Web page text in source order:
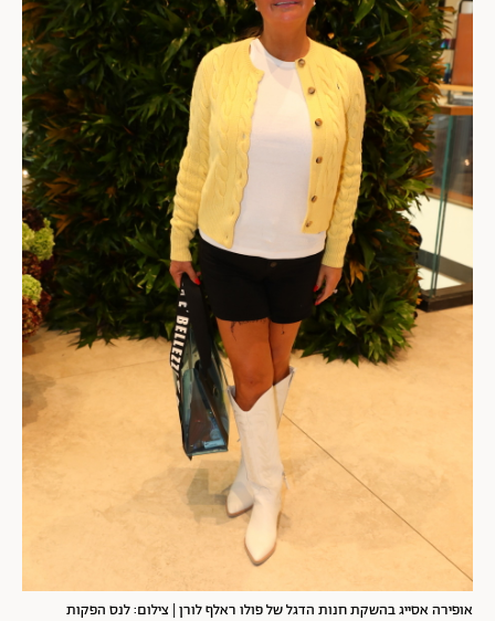
אופירה אסייג בהשקת חנות הדגל של פולו ראלף לורן | צילום: לנס הפקות